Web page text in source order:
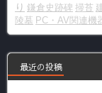
り 鎌倉史跡碑 掃苔
陵墓 PC・AV関連機
最近の投稿